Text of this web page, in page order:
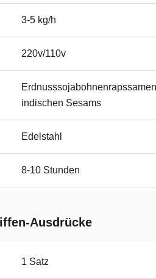
3-5 kg/h
220v/110v
indischen Sesams
Edelstahl
8-10 Stunden
Ausdrücke
1 Satz